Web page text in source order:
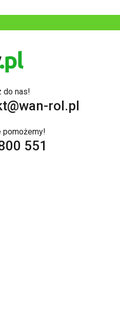
do nas!
rol.pl
pomożemy!
551